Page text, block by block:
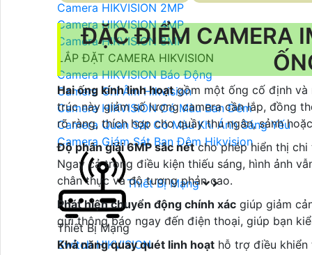
Camera HIKVISION 2MP
Camera HIKVISION 4MP
Camera HIKVISION 8MP
LẮP ĐẶT CAMERA HIKVISION
Camera HIKVISION Báo Động
Camera Ghi Âm Hikvision
Camera HIKVISION Có Màu Ban Đêm
Camera Quan Sát Có Màu Khi Ánh Sáng Yếu
Camera Giám Sát Ban Đêm Hikvision
Thiết Bị Mạng
Thiết Bị Mạng
Switch HIKVISION
ĐẶC ĐIỂM CAMERA
Hai ống kính linh hoạtgồm một ống cố định và
trúc này giảm số lượng camera cần lắp, đồng
rõ ràng, thích hợp cho quầy thu ngân, sảnh
Độ phân giải 6MP sắc nétcho phép hiển thị chi
Ngay cả trong điều kiện thiếu sáng, hình ảnh
chân thực và độ tương phản cao.
Phát hiện chuyển động chính xác giúp giảm
gửi thông báo ngay đến điện thoại, giúp bạn
Khả năng quay quét linh hoạt hỗ trợ điều khiển